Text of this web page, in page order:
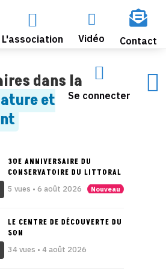

L'association

Vidéo

Contact

Se connecter

dans la
et
30E ANNIVERSAIRE DU
CONSERVATOIRE DU LITTORAL
5 vues • 6 août 2026 Nouveau
LE CENTRE DE DÉCOUVERTE DU
SON
34 vues • 4 août 2026